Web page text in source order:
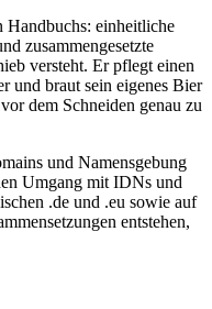
Handbuchs: einheitliche
zusammengesetzte
versteht. Er pflegt einen
und braut sein eigenes Bier
dem Schneiden genau zu
und Namensgebung
Umgang mit IDNs und
.de und .eu sowie auf
entstehen,